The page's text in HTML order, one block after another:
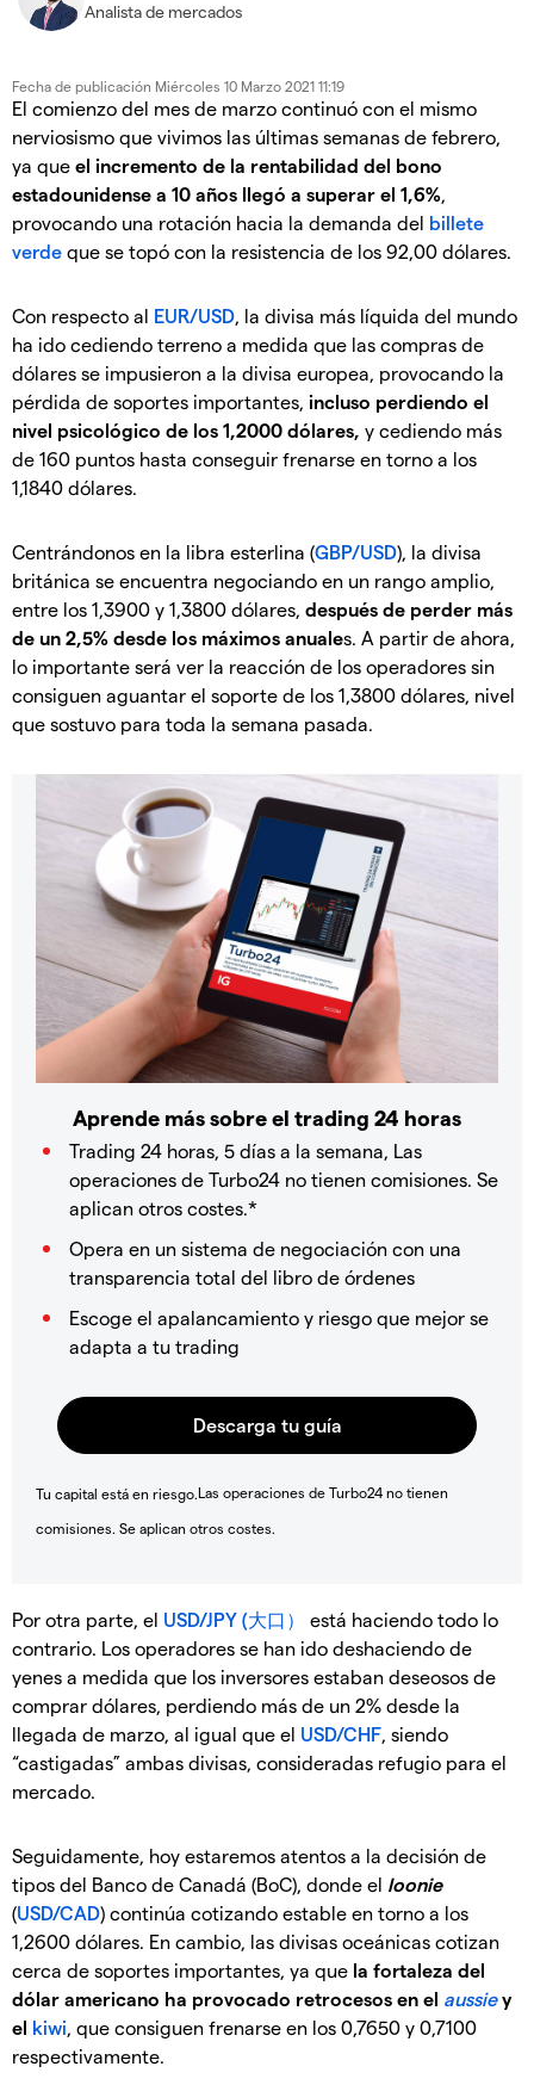
Analista de mercados
Fecha de publicación Miércoles 10 Marzo 2021 11:19
El comienzo del mes de marzo continuó con el mismo
nerviosismo que vivimos las últimas semanas de febrero,
ya que el incremento de la rentabilidad del bono
estadounidense a 10 años llegó a superar el 1,6%,
provocando una rotación hacia la demanda del billete
verde que se topó con la resistencia de los 92,00 dólares.
Con respecto al EUR/USD, la divisa más líquida del mundo
ha ido cediendo terreno a medida que las compras de
dólares se impusieron a la divisa europea, provocando la
pérdida de soportes importantes, incluso perdiendo el
nivel psicológico de los 1,2000 dólares, y cediendo más
de 160 puntos hasta conseguir frenarse en torno a los
1,1840 dólares.
Centrándonos en la libra esterlina (GBP/USD), la divisa
británica se encuentra negociando en un rango amplio,
entre los 1,3900 y 1,3800 dólares, después de perder más
de un 2,5% desde los máximos anuales. A partir de ahora,
lo importante será ver la reacción de los operadores sin
consiguen aguantar el soporte de los 1,3800 dólares, nivel
que sostuvo para toda la semana pasada.
Aprende más sobre el trading 24 horas
Trading 24 horas, 5 días a la semana, Las
operaciones de Turbo24 no tienen comisiones. Se
aplican otros costes.*
Opera en un sistema de negociación con una
transparencia total del libro de órdenes
Escoge el apalancamiento y riesgo que mejor se
adapta a tu trading
Tu capital está en riesgo. Las operaciones de Turbo24 no tienen
comisiones. Se aplican otros costes.
Por otra parte, el USD/JPY (大口）
está haciendo todo lo
contrario. Los operadores se han ido deshaciendo de
yenes a medida que los inversores estaban deseosos de
comprar dólares, perdiendo más de un 2% desde la
llegada de marzo, al igual que el USD/CHF, siendo
“castigadas” ambas divisas, consideradas refugio para el
mercado.
Seguidamente, hoy estaremos atentos a la decisión de
tipos del Banco de Canadá (BoC), donde el loonie
(USD/CAD) continúa cotizando estable en torno a los
1,2600 dólares. En cambio, las divisas oceánicas cotizan
cerca de soportes importantes, ya que la fortaleza del
dólar americano ha provocado retrocesos en el aussiey
el kiwi, que consiguen frenarse en los 0,7650 y 0,7100
respectivamente.